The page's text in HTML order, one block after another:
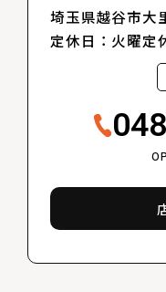
埼玉県越谷市大
定休日：火曜定